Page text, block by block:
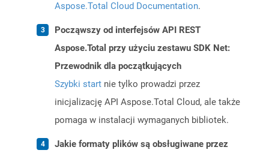
Aspose.Total Cloud Documentation.
Począwszy od interfejsów API REST
Aspose.Total przy użyciu zestawu SDK Net:
Przewodnik dla początkujących
Szybki start nie tylko prowadzi przez
inicjalizację API Aspose.Total Cloud, ale także
pomaga w instalacji wymaganych bibliotek.
Jakie formaty plików są obsługiwane przez